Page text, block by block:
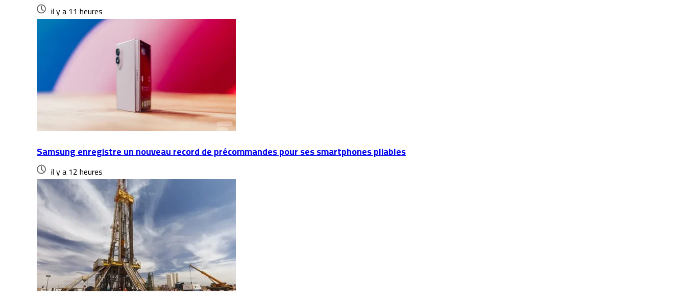
il y a 11 heures
Samsung enregistre un nouveau record de précommandes pour ses smartphones pliables
il y a 12 heures